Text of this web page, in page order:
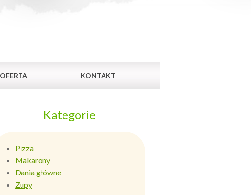
OFERTA KONTAKT
Kategorie
Pizza
Makarony
Dania główne
Zupy